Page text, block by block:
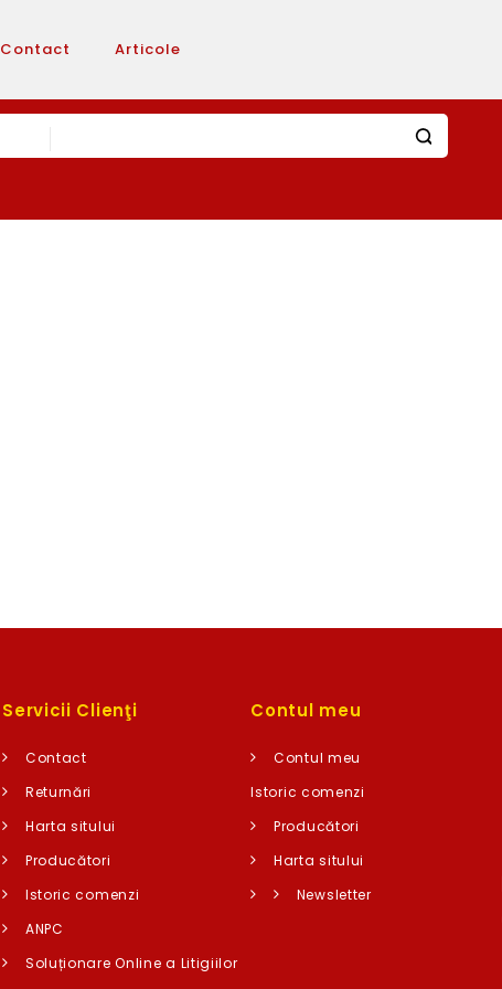
Contact Articole
Servicii Clienţi
Contact
Returnări
Harta sitului
Producători
Istoric comenzi
ANPC
Soluționare Online a Litigiilor
Contul meu
Contul meu
Istoric comenzi
Producători
Harta sitului
Newsletter